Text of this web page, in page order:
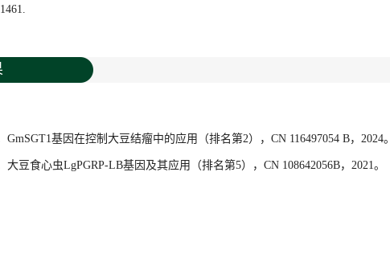
GmSGT1基因在控制大豆结瘤中的应用（排名第2），CN 116497054 B，2024。
大豆食心虫LgPGRP-LB基因及其应用（排名第5），CN 108642056B，2021。